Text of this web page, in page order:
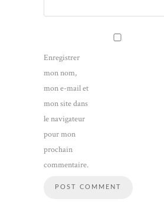
Enregistrer
mon nom,
mon e-mail et
mon site dans
le navigateur
pour mon
prochain
commentaire.